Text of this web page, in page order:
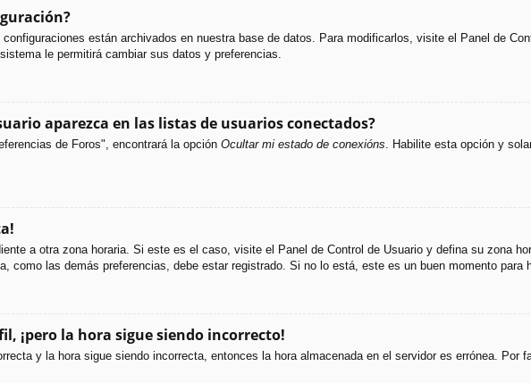
están archivados en nuestra base de datos. Para modificarlos, visite el Panel de
le permitirá cambiar sus datos y preferencias.
aparezca en las listas de usuarios conectados?
de Foros", encontrará la opción Ocultar mi estado de conexións . Habilite esta opción y
a otra zona horaria. Si este es el caso, visite el Panel de Control de Usuario y defina su zona
como las demás preferencias, debe estar registrado. Si no lo está, este es un buen momento para
¡pero la hora sigue siendo incorrecto!
y la hora sigue siendo incorrecta, entonces la hora almacenada en el servidor es errónea. Por